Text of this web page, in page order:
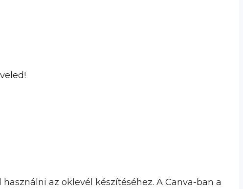
az oklevél készítéséhez. A Canva-ban a